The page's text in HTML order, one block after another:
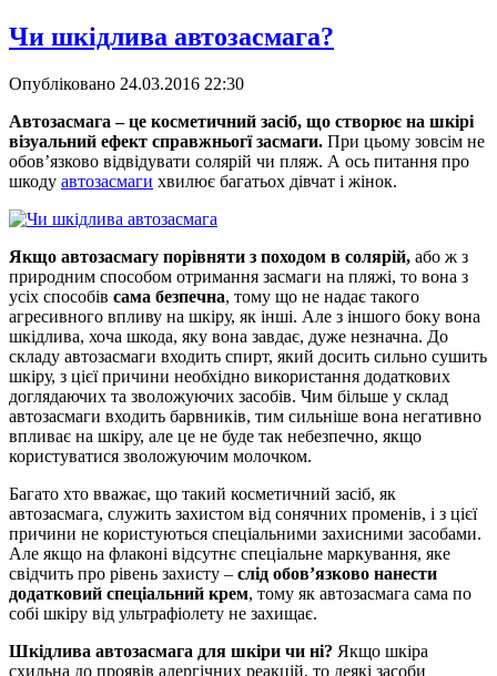
Чи шкідлива автозасмага?
Опубліковано 24.03.2016 22:30
Автозасмага – це косметичний засіб, що створює на шкірі
візуальний ефект справжньогї засмаги. При цьому зовсім не
обов’язково відвідувати солярій чи пляж. А ось питання про
шкоду автозасмаги хвилює багатьох дівчат і жінок.
Якщо автозасмагу порівняти з походом в солярій, або ж з
природним способом отримання засмаги на пляжі, то вона з
усіх способів сама безпечна, тому що не надає такого
агресивного впливу на шкіру, як інші. Але з іншого боку вона
шкідлива, хоча шкода, яку вона завдає, дуже незначна. До
складу автозасмаги входить спирт, який досить сильно сушить
шкіру, з цієї причини необхідно використання додаткових
доглядаючих та зволожуючих засобів. Чим більше у склад
автозасмаги входить барвників, тим сильніше вона негативно
впливає на шкіру, але це не буде так небезпечно, якщо
користуватися зволожуючим молочком.
Багато хто вважає, що такий косметичний засіб, як
автозасмага, служить захистом від сонячних променів, і з цієї
причини не користуються спеціальними захисними засобами.
Але якщо на флаконі відсутнє спеціальне маркування, яке
свідчить про рівень захисту – слід обов’язково нанести
додатковий спеціальний крем, тому як автозасмага сама по
собі шкіру від ультрафіолету не захищає.
Шкідлива автозасмага для шкіри чи ні? Якщо шкіра
схильна до проявів алергічних реакцій, то деякі засоби